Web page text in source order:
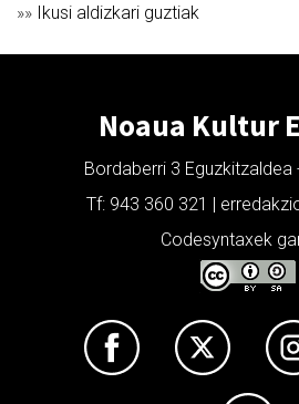
»» Ikusi aldizkari guztiak
Noaua Kultur
Bordaberri 3 Eguzkitzaldea
Tf: 943 360 321 |
Codesyntaxek